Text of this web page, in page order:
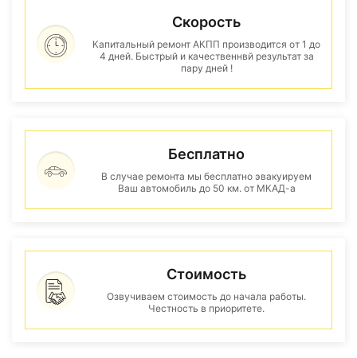
Скорость
Капитальный ремонт АКПП производится от 1 до
4 дней. Быстрый и качественнвй результат за
пару дней !
Бесплатно
В случае ремонта мы бесплатно эвакуируем
Ваш автомобиль до 50 км. от МКАД-а
Стоимость
Озвучиваем стоимость до начала работы.
Честность в приоритете.